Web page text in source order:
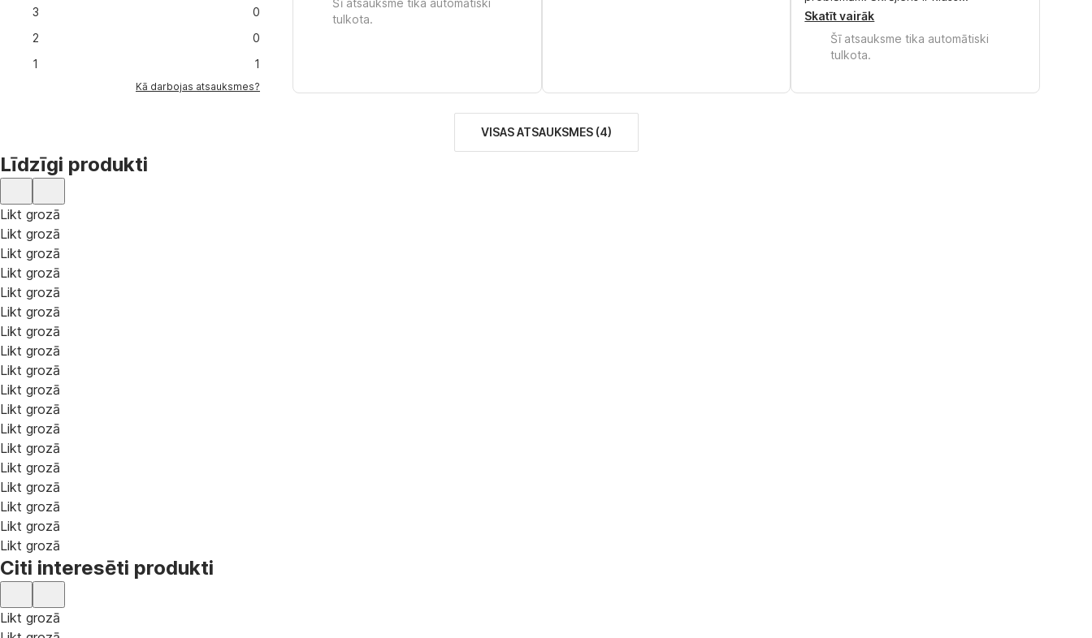
3
0
2
0
1
1
Kā darbojas atsauksmes?
Šī atsauksme tika automātiski
tulkota.
Skatīt vairāk
Šī atsauksme tika automātiski
tulkota.
VISAS ATSAUKSMES(4)
Līdzīgi produkti
Likt grozā
Likt grozā
Likt grozā
Likt grozā
Likt grozā
Likt grozā
Likt grozā
Likt grozā
Likt grozā
Likt grozā
Likt grozā
Likt grozā
Likt grozā
Likt grozā
Likt grozā
Likt grozā
Likt grozā
Likt grozā
Citi interesēti produkti
Likt grozā